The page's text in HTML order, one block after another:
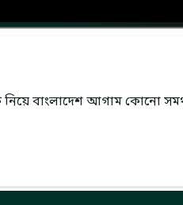
নিয়ে বাংলাদেশ আগাম কোনো